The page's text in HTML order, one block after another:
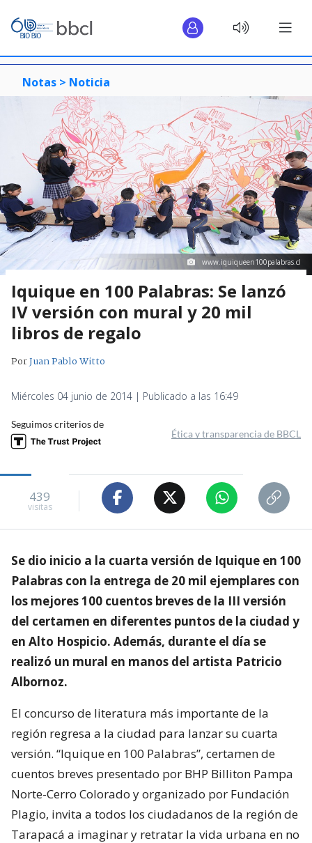
Notas > Noticia
www.iquiqueen100palabras.cl
Iquique en 100 Palabras: Se lanzó
IV versión con mural y 20 mil
libros de regalo
PorJuan Pablo Witto
Miércoles 04 junio de 2014 | Publicado a las 16:49
Seguimos criterios de
Ética y transparencia de BBCL
439
visitas
Se dio inicio a la cuarta versión de Iquique en 100
Palabras con la entrega de 20 mil ejemplares con
los mejores 100 cuentos breves de la III versión
del certamen en diferentes puntos de la ciudad y
en Alto Hospicio. Además, durante el día se
realizó un mural en manos del artista Patricio
Albornoz.
El concurso de literatura más importante de la
región regresa a la ciudad para lanzar su cuarta
versión. “Iquique en 100 Palabras”, certamen de
cuentos breves presentado por BHP Billiton Pampa
Norte-Cerro Colorado y organizado por Fundación
Plagio, invita a todos los ciudadanos de la región de
Tarapacá a imaginar y retratar la vida urbana en no